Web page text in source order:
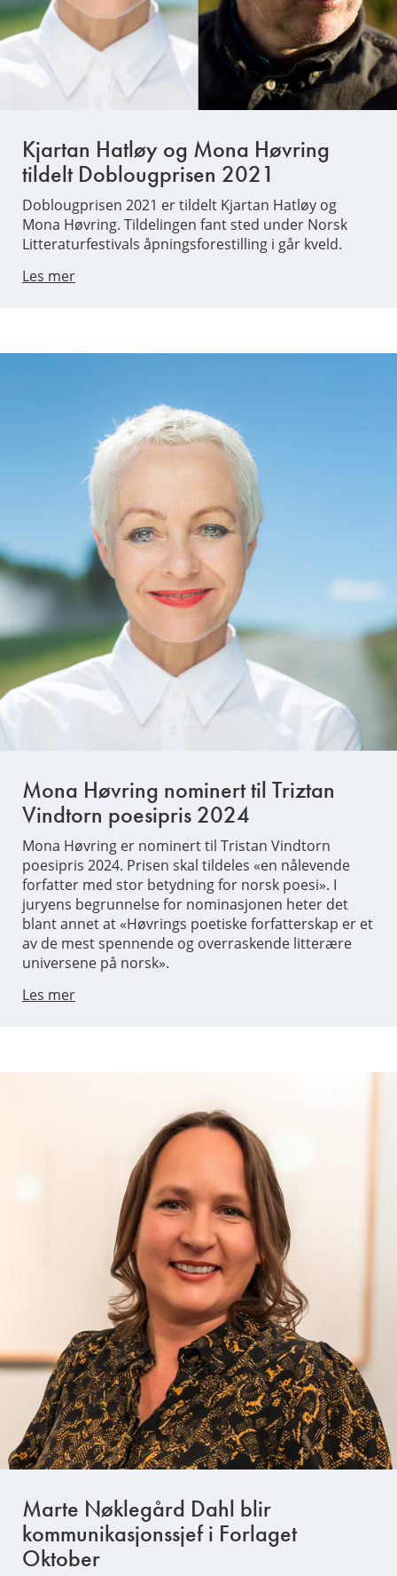
Kjartan Hatløy og Mona Høvring
tildelt Doblougprisen 2021
Doblougprisen 2021 er tildelt Kjartan Hatløy og
Mona Høvring. Tildelingen fant sted under Norsk
Litteraturfestivals åpningsforestilling i går kveld.
Les mer
Mona Høvring nominert til Triztan
Vindtorn poesipris 2024
Mona Høvring er nominert til Tristan Vindtorn
poesipris 2024. Prisen skal tildeles «en nålevende
forfatter med stor betydning for norsk poesi». I
juryens begrunnelse for nominasjonen heter det
blant annet at «Høvrings poetiske forfatterskap er et
av de mest spennende og overraskende litterære
universene på norsk».
Les mer
Marte Nøklegård Dahl blir
kommunikasjonssjef i Forlaget
Oktober